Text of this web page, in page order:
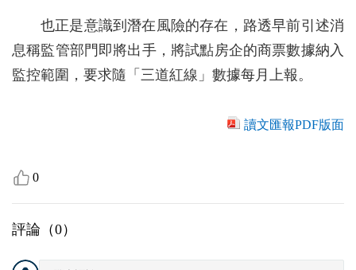
也正是意識到潛在風險的存在，路透早前引述消
息稱監管部門即將出手，將試點房企的商票數據納入
監控範圍，要求隨「三道紅線」數據每月上報。
讀文匯報PDF版面
0
評論（0）